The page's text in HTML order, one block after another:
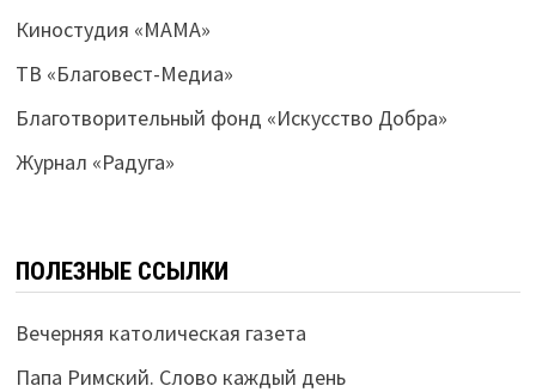
Киностудия «МАМА»
ТВ «Благовест-Медиа»
Благотворительный фонд «Искусство Добра»
Журнал «Радуга»
ПОЛЕЗНЫЕ ССЫЛКИ
Вечерняя католическая газета
Папа Римский. Слово каждый день